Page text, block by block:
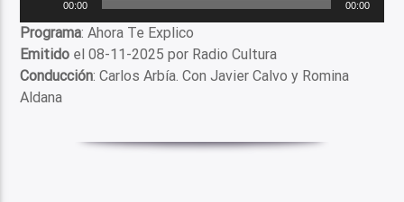
audio
00:00 00:00
Programa: Ahora Te Explico
Emitido el 08-11-2025 por Radio Cultura
Conducción: Carlos Arbía. Con Javier Calvo y Romina
Aldana